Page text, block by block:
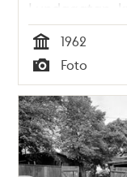
Lundagatan, kv.
Haren
Tid
1962
Typ
Foto